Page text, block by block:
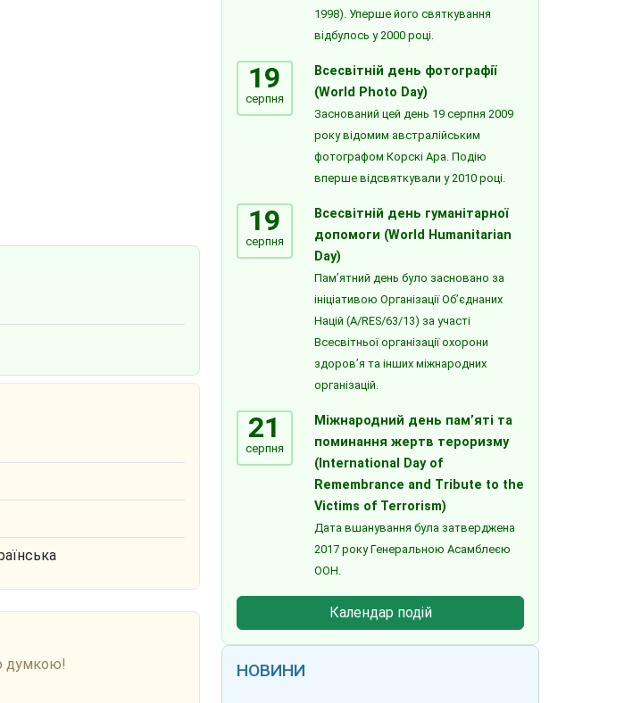
думкою!
1998). Уперше його святкування
відбулось у 2000 році.
19
серпня
Всесвітній день фотографії
(World Photo Day)
Заснований цей день 19 серпня 2009
року відомим австралійським
фотографом Корскі Ара. Подію
вперше відсвяткували у 2010 році.
19
серпня
Всесвітній день гуманітарної
допомоги (World Humanitarian
Day)
Пам’ятний день було засновано за
ініціативою Організації Об’єднаних
Націй (A/RES/63/13) за участі
Всесвітньої організації охорони
здоров’я та інших міжнародних
організацій.
21
серпня
Міжнародний день пам’яті та
поминання жертв тероризму
(International Day of
Remembrance and Tribute to the
Victims of Terrorism)
Дата вшанування була затверджена
2017 року Генеральною Асамблеєю
ООН.
Календар подій
НОВИНИ